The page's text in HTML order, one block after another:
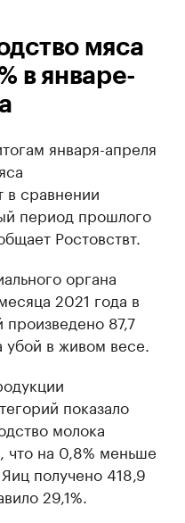
мяса
в январе-
января-апреля
в сравнении
период прошлого
Ростовствт.
органа
2021 года в
произведено 87,7
в живом весе.
показало
молока
что на 0,8% меньше
получено 418,9
29,1%.